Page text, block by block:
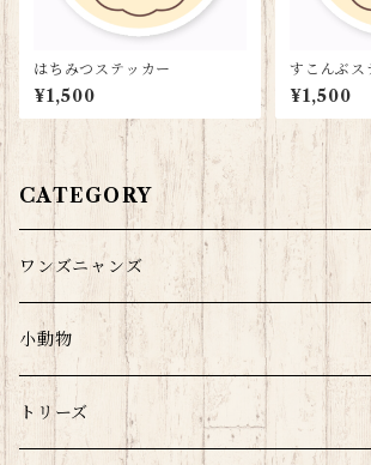
はちみつステッカー
¥1,500
すこんぶス
¥1,500
CATEGORY
ワンズニャンズ
小動物
モルウサチラのみ
トリーズ